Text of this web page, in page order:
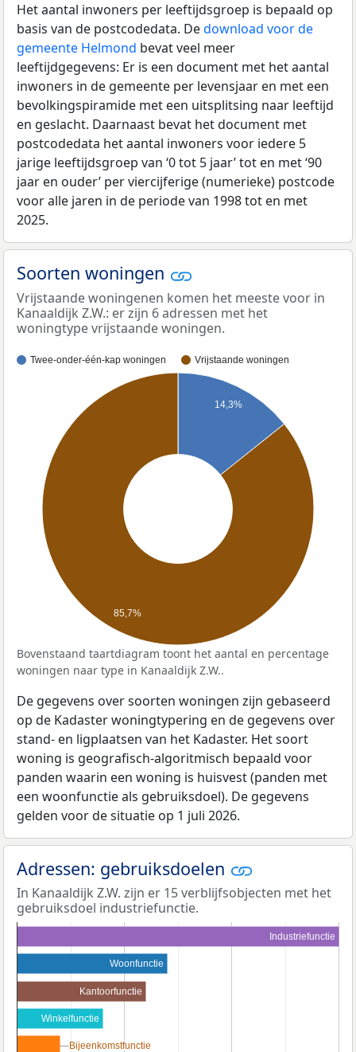
Het aantal inwoners per leeftijdsgroep is bepaald op
basis van de postcodedata. Dedownload voor de
gemeente Helmond bevat veel meer
leeftijdgegevens: Er is een document met het aantal
inwoners in de gemeente per levensjaar en met een
bevolkingspiramide met een uitsplitsing naar leeftijd
en geslacht. Daarnaast bevat het document met
postcodedata het aantal inwoners voor iedere 5
jarige leeftijdsgroep van ‘0 tot 5 jaar’ tot en met ‘90
jaar en ouder’ per viercijferige (numerieke) postcode
voor alle jaren in de periode van 1998 tot en met
2025.
Soorten woningen
Vrijstaande woningenen komen het meeste voor in
Kanaaldijk Z.W.: er zijn 6 adressen met het
woningtype vrijstaande woningen.
Twee-onder-één-kap woningen Vrijstaande woningen
14,3%
85,7%
Bovenstaand taartdiagram toont het aantal en percentage
woningen naar type in Kanaaldijk Z.W..
De gegevens over soorten woningen zijn gebaseerd
op de Kadaster woningtypering en de gegevens over
stand- en ligplaatsen van het Kadaster. Het soort
woning is geografisch-algoritmisch bepaald voor
panden waarin een woning is huisvest (panden met
een woonfunctie als gebruiksdoel). De gegevens
gelden voor de situatie op 1 juli 2026.
Adressen: gebruiksdoelen
In Kanaaldijk Z.W. zijn er 15 verblijfsobjecten met het
gebruiksdoel industriefunctie.
Industriefunctie
Woonfunctie
Kantoorfunctie
Winkelfunctie
Bijeenkomstfunctie
Bijeenkomstfunctie